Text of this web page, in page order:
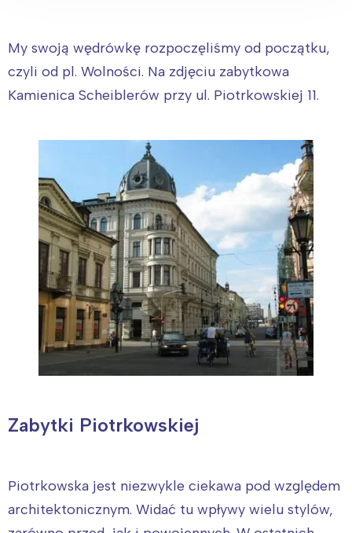
My swoją wędrówkę rozpoczęliśmy od początku,
czyli od pl. Wolności. Na zdjęciu zabytkowa
Kamienica Scheiblerów przy ul. Piotrkowskiej 11.
Zabytki Piotrkowskiej
Piotrkowska jest niezwykle ciekawa pod względem
architektonicznym. Widać tu wpływy wielu stylów,